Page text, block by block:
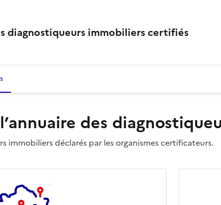
diagnostiqueurs immobiliers certifiés
des
immobiliers déclarés par les organismes certificateurs.